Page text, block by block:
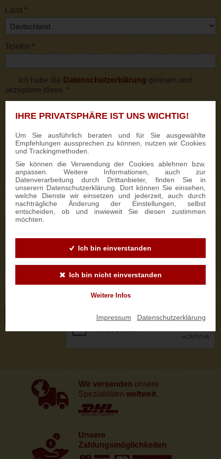
IHRE PRIVATSPHÄRE IST UNS WICHTIG!
Um Sie ausführlich beraten und für Sie ausgewählte
Empfehlungen aussprechen zu können, nutzen wir Cookies
und Trackingmethoden.
Sie können die Verwendung der Cookies ablehnen bzw.
anpassen. Weitere Informationen, auch zur
Datenverarbeitung durch Drittanbieter, finden Sie in
unserern Datenschutzerklärung. Dort können Sie einsehen,
welche Dienste wir einsetzen und jederzeit, auch durch
nachträgliche Änderung der Einstellungen, selbst
entscheiden, ob und inwieweit Sie diesen zustimmen
möchten.
Ich bin einverstanden
Ich bin nicht einverstanden
Weitere Infos
Impressum Datenschutzerklärung
Land *
Telefon *
Ich habe die Datenschutzerklärung gelesen und
akzeptiere diese. *
Optionale Angaben:
Lieferdatum
Werbeanbringung
Wir versenden unsere
Spezialitäten weltweit.
Unsere
Zahlungsmöglichkeiten